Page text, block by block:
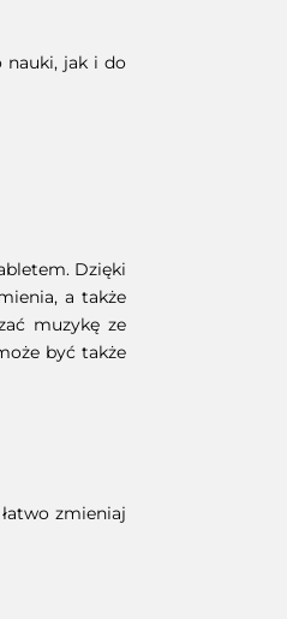
nauki, jak i do
Dzięki
a także
muzykę ze
być także
zmieniaj